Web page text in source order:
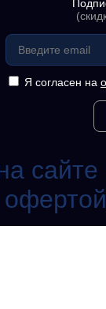
Я согласен на
сайте